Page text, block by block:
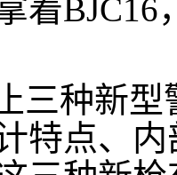
着
三种新
特点、